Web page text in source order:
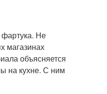
Не
магазинах
объясняется
на кухне. С ним